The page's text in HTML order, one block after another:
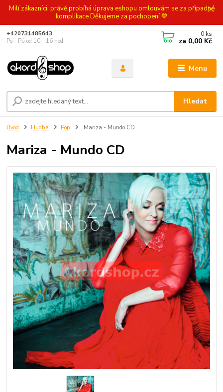
Milí zákazníci, právě probíhá úprava eshopu omlouvám se za případné
komplikace Děkujeme za pochopení 💙
Menu
Hledat
+420731485643
Po - Pá od 10 - 16 hod.
0 ks
za 0,00 Kč
Úvod Hudba Pop Mariza - Mundo CD
Mariza - Mundo CD